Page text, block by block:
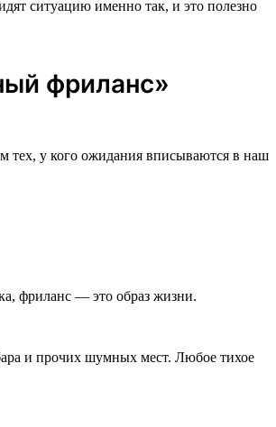
ситуацию именно так, и это полезно
фриланс»
тех, у кого ожидания вписываются в наш
фриланс ― это образ жизни.
и прочих шумных мест. Любое тихое